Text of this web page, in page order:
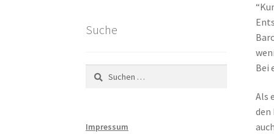
Bei
Als
den
Suche
Suchen
nach:
Impressum